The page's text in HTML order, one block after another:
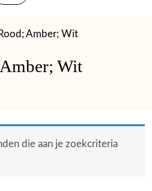
Amber; Wit
Wit
die aan je zoekcriteria